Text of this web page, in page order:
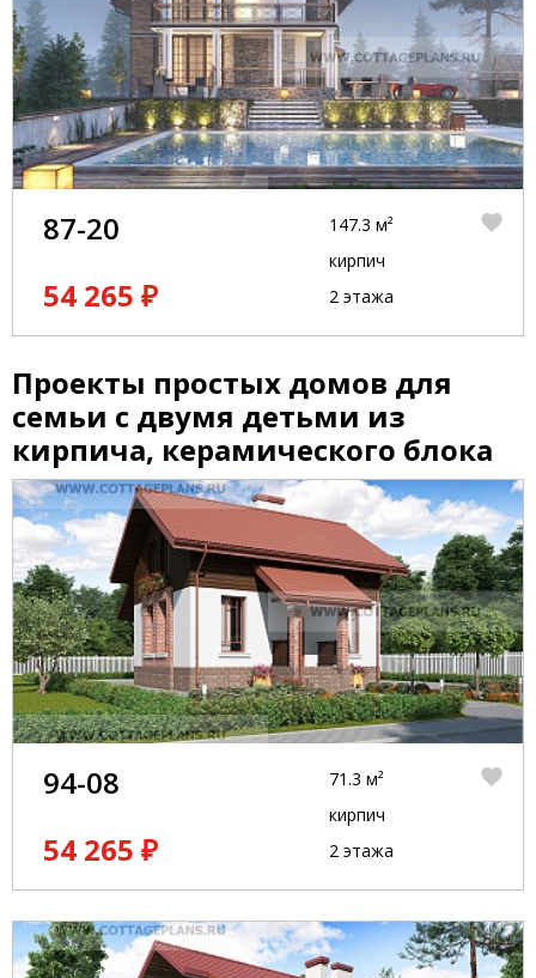
87-20
54 265 ₽
147.3 м²
кирпич
2 этажа
Проекты простых домов для
семьи с двумя детьми из
кирпича, керамического блока
94-08
54 265 ₽
71.3 м²
кирпич
2 этажа